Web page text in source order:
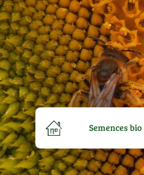
Semences bio